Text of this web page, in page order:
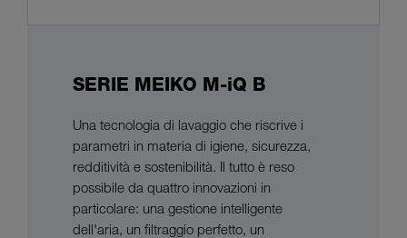
SERIE MEIKO M-iQ B
Una tecnologia di lavaggio che riscrive i
parametri in materia di igiene, sicurezza,
redditività e sostenibilità. Il tutto è reso
possibile da quattro innovazioni in
particolare: una gestione intelligente
dell'aria, un filtraggio perfetto, un